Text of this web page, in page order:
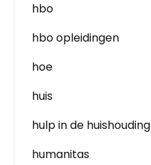
hbo
hbo opleidingen
hoe
huis
hulp in de huishouding
humanitas